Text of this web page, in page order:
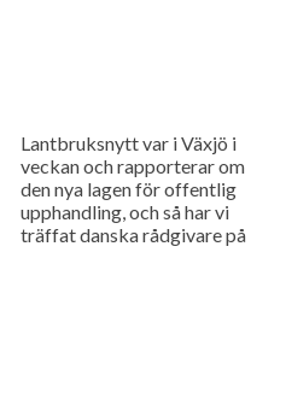
Lantbruksnytt var i Växjö i
veckan och rapporterar om
den nya lagen för offentlig
upphandling, och så har vi
träffat danska rådgivare på